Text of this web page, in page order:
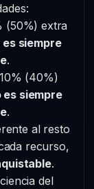
(50%) extra
es siempre
.
(40%)
es siempre
.
al resto
recurso,
.
del